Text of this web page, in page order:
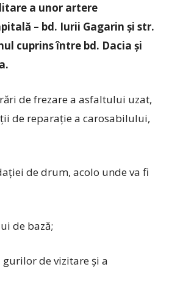
a unor artere
– bd. Iurii Gagarin și str.
cuprins între bd. Dacia și
de frezare a asfaltului uzat,
de reparație a carosabilului,
de drum, acolo unde va fi
de bază;
gurilor de vizitare și a